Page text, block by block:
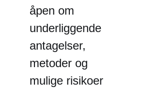
åpen om
underliggende
antagelser,
metoder og
mulige risikoer